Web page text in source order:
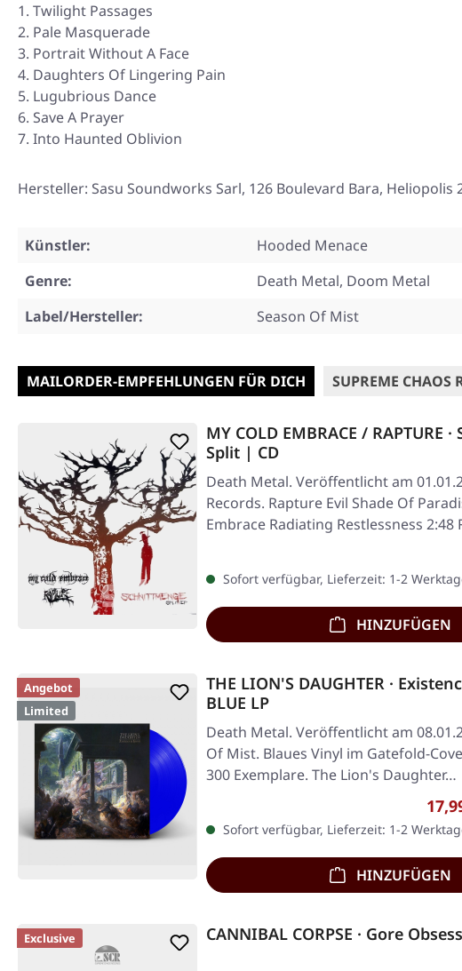
Twilight Passages
Pale Masquerade
Portrait Without A Face
Daughters Of Lingering Pain
Lugubrious Dance
Save A Prayer
Into Haunted Oblivion
Hersteller: Sasu Soundworks Sarl, 126 Boulevard Bara,
Künstler:
Hooded Menace
Genre:
Death Metal, Doom Metal
Label/Hersteller:
Season Of Mist
MAILORDER-EMPFEHLUNGEN FÜR DICH SUPREME CHAOS
MY COLD EMBRACE / RAPTURE
Split | CD
Death Metal. Veröffentlicht am
Records. Rapture Evil Shade Of
Embrace Radiating Restlessness
Sofort verfügbar, Lieferzeit: 1-2
HINZUFÜGEN
Angebot
Limited
THE LION'S DAUGHTER ·
BLUE LP
Death Metal. Veröffentlicht am
Of Mist. Blaues Vinyl im Gatefold-
300 Exemplare. The Lion's Daughter…
Sofort verfügbar, Lieferzeit: 1-2
HINZUFÜGEN
Exclusive CANNIBAL CORPSE · Gore